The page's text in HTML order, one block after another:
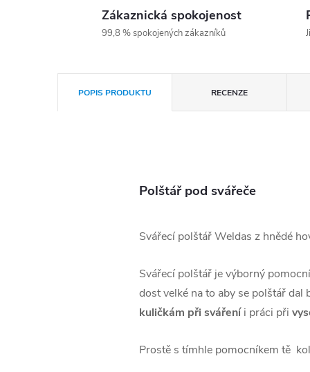
Zákaznická spokojenost
99,8 % spokojených zákazníků
POPIS PRODUKTU RECENZE
Polštář pod svářeče
Svářecí polštář Weldas z hnědé
Svářecí polštář je výborný
dost velké na to aby se polštář dal
kuličkám při svářeníi práci při
Prostě s tímhle pomocníkem tě